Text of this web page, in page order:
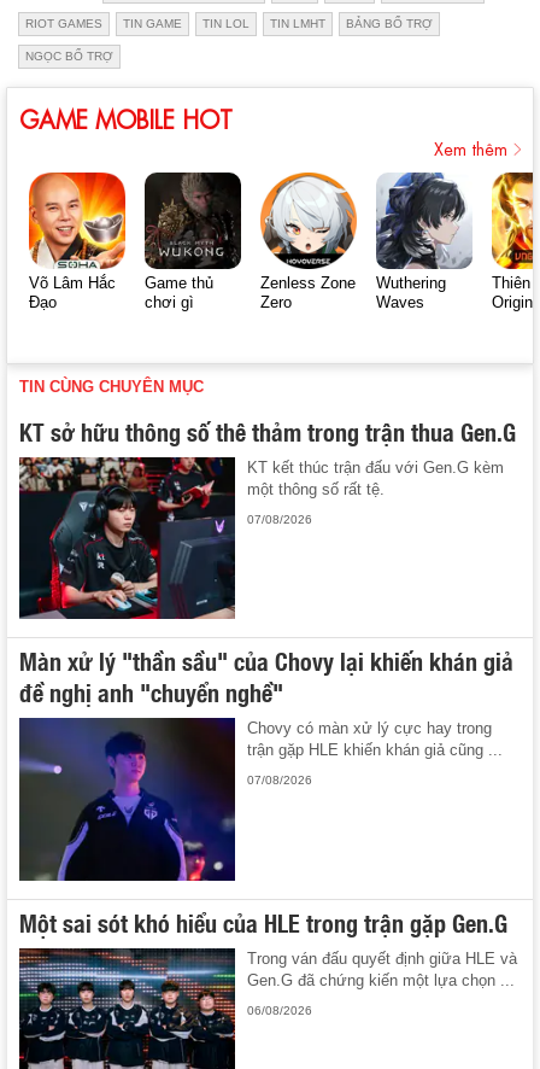
RIOT GAMES TIN GAME TIN LOL TIN LMHT BẢNG BỔ TRỢ
NGỌC BỔ TRỢ
GAME MOBILE HOT
Xem thêm
Võ Lâm Hắc
Đạo
Game thủ
chơi gì
Zenless Zone
Zero
Wuthering
Waves
Thiên
Origin
TIN CÙNG CHUYÊN MỤC
KT sở hữu thông số thê thảm trong trận thua Gen.G
KT kết thúc trận đấu với Gen.G kèm
một thông số rất tệ.
07/08/2026
Màn xử lý "thần sầu" của Chovy lại khiến khán giả
đề nghị anh "chuyển nghề"
Chovy có màn xử lý cực hay trong
trận gặp HLE khiến khán giả cũng ...
07/08/2026
Một sai sót khó hiểu của HLE trong trận gặp Gen.G
Trong ván đấu quyết định giữa HLE và
Gen.G đã chứng kiến một lựa chọn ...
06/08/2026